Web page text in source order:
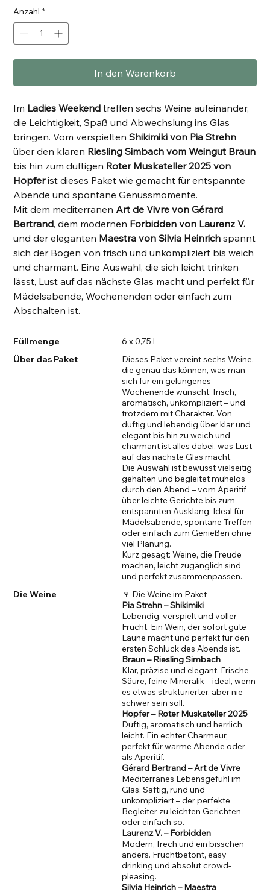
pro
1
Anzahl *
In den Warenkorb
Im Ladies Weekend treffen sechs Weine aufeinander,
die Leichtigkeit, Spaß und Abwechslung ins Glas
bringen. Vom verspieltenShikimiki von Pia Strehn
über den klaren Riesling Simbach vom Weingut Braun
bis hin zum duftigen Roter Muskateller 2025 von
Hopferist dieses Paket wie gemacht für entspannte
Abende und spontane Genussmomente.
Mit dem mediterranen Art de Vivre von Gérard
Bertrand, dem modernen Forbidden von Laurenz V.
und der eleganten Maestra von Silvia Heinrich spannt
sich der Bogen von frisch und unkompliziert bis weich
und charmant. Eine Auswahl, die sich leicht trinken
lässt, Lust auf das nächste Glas macht und perfekt für
Mädelsabende, Wochenenden oder einfach zum
Abschalten ist.
Füllmenge
6 x 0,75 l
Über das Paket
Dieses Paket vereint sechs Weine,
die genau das können, was man
sich für ein gelungenes
Wochenende wünscht: frisch,
aromatisch, unkompliziert – und
trotzdem mit Charakter. Von
duftig und lebendig über klar und
elegant bis hin zu weich und
charmant ist alles dabei, was Lust
auf das nächste Glas macht.
Die Auswahl ist bewusst vielseitig
gehalten und begleitet mühelos
durch den Abend – vom Aperitif
über leichte Gerichte bis zum
entspannten Ausklang. Ideal für
Mädelsabende, spontane Treffen
oder einfach zum Genießen ohne
viel Planung.
Kurz gesagt: Weine, die Freude
machen, leicht zugänglich sind
und perfekt zusammenpassen.
Die Weine
🍷 Die Weine im Paket
Pia Strehn – Shikimiki
Lebendig, verspielt und voller
Frucht. Ein Wein, der sofort gute
Laune macht und perfekt für den
ersten Schluck des Abends ist.
Braun – Riesling Simbach
Klar, präzise und elegant. Frische
Säure, feine Mineralik – ideal, wenn
es etwas strukturierter, aber nie
schwer sein soll.
Hopfer – Roter Muskateller 2025
Duftig, aromatisch und herrlich
leicht. Ein echter Charmeur,
perfekt für warme Abende oder
als Aperitif.
Gérard Bertrand – Art de Vivre
Mediterranes Lebensgefühl im
Glas. Saftig, rund und
unkompliziert – der perfekte
Begleiter zu leichten Gerichten
oder einfach so.
Laurenz V. – Forbidden
Modern, frech und ein bisschen
anders. Fruchtbetont, easy
drinking und absolut crowd-
pleasing.
Silvia Heinrich – Maestra